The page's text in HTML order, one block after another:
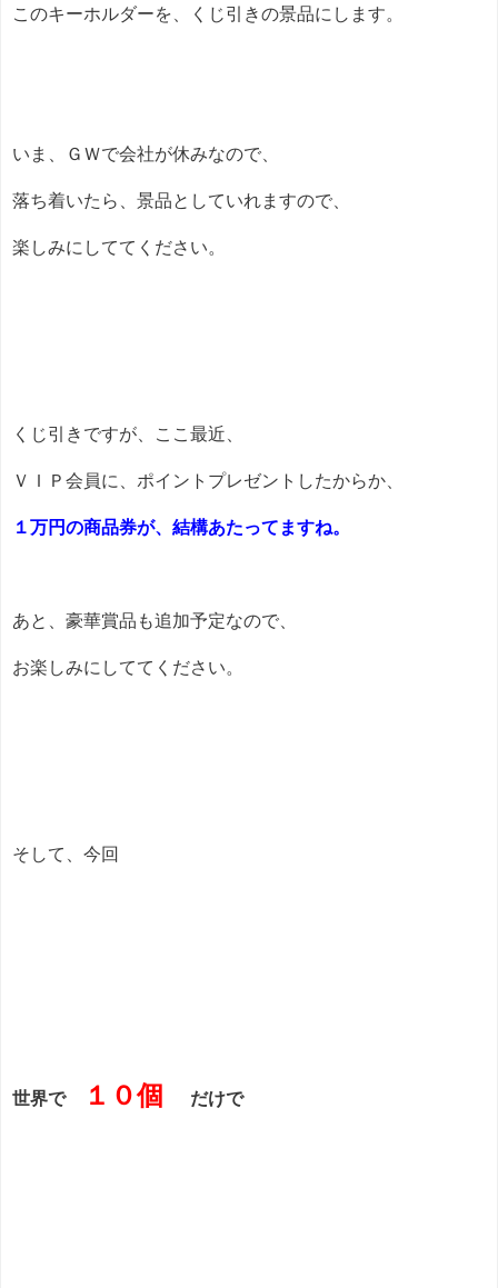
このキーホルダーを、くじ引きの景品にします。
いま、ＧＷで会社が休みなので、
落ち着いたら、景品としていれますので、
楽しみにしててください。
くじ引きですが、ここ最近、
ＶＩＰ会員に、ポイントプレゼントしたからか、
１万円の商品券が、結構あたってますね。
あと、豪華賞品も追加予定なので、
お楽しみにしててください。
そして、今回
世界で １０個 だけで